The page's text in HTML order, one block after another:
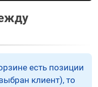
есть позиции
клиент), то